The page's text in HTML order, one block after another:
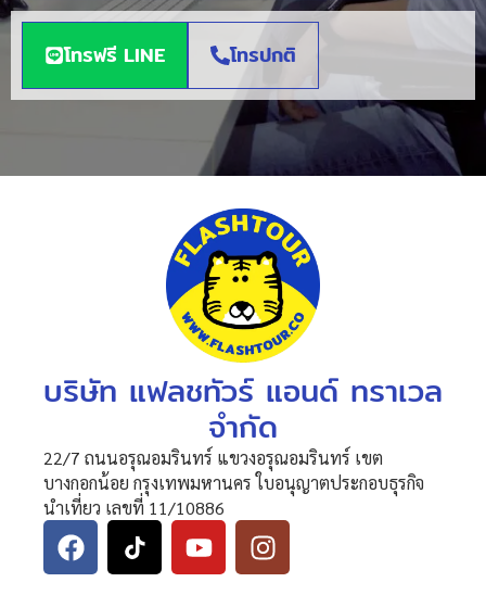
โทรฟรี LINE โทรปกติ
บริษัท แฟลชทัวร์ แอนด์ ทราเวล
จำกัด
22/7 ถนนอรุณอมรินทร์ แขวงอรุณอมรินทร์ เขต
บางกอกน้อย กรุงเทพมหานคร ใบอนุญาตประกอบธุรกิจ
นำเที่ยว เลขที่ 11/10886